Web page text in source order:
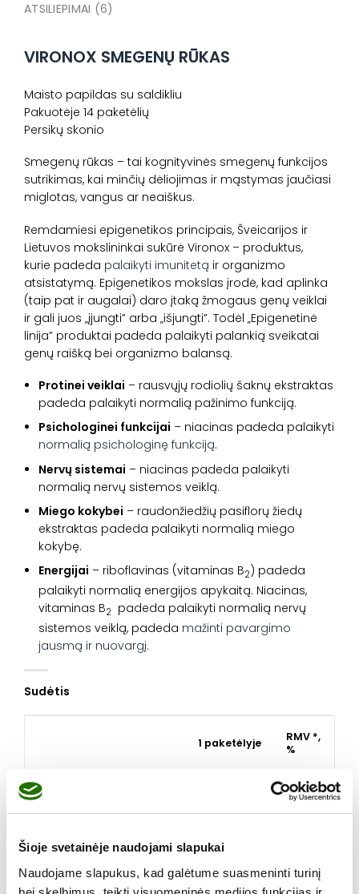
Šioje svetainėje naudojami slapukai
Naudojame slapukus, kad galėtume suasmeninti turinį
ATSILIEPIMAI (6)
VIRONOX SMEGENŲ RŪKAS
Maisto papildas su saldikliu
Pakuotėje 14 paketėlių
Persikų skonio
Smegenų rūkas – tai kognityvinės smegenų funkcijos
sutrikimas, kai minčių dėliojimas ir mąstymas jaučiasi
miglotas, vangus ar neaiškus.
Remdamiesi epigenetikos principais, Šveicarijos ir
Lietuvos mokslininkai sukūrė Vironox – produktus,
kurie padeda palaikyti imunitetą ir organizmo
atsistatymą. Epigenetikos mokslas įrodė, kad aplinka
(taip pat ir augalai) daro įtaką žmogaus genų veiklai
ir gali juos „įjungti” arba „išjungti”. Todėl „Epigenetinė
linija” produktai padeda palaikyti palankią sveikatai
genų raišką bei organizmo balansą.
Protinei veiklai – rausvųjų rodiolių šaknų ekstraktas
padeda palaikyti normalią pažinimo funkciją.
Psichologinei funkcijai – niacinas padeda palaikyti
normalią psichologinę funkciją.
Nervų sistemai – niacinas padeda palaikyti
normalią nervų sistemos veiklą.
Miego kokybei – raudonžiedžių pasiflorų žiedų
ekstraktas padeda palaikyti normalią miego
kokybę.
Energijai – riboflavinas (vitaminas B2) padeda
palaikyti normalią energijos apykaitą. Niacinas,
vitaminas B2 padeda palaikyti normalią nervų
sistemos veiklą, padeda mažinti pavargimo
jausmą ir nuovargį.
Sudėtis
1 paketėlyje
RMV *,
%
Betainas
scolymus) lapų ekstraktas 500 mg
Rausvųjų rodiolių ( Rhodiola